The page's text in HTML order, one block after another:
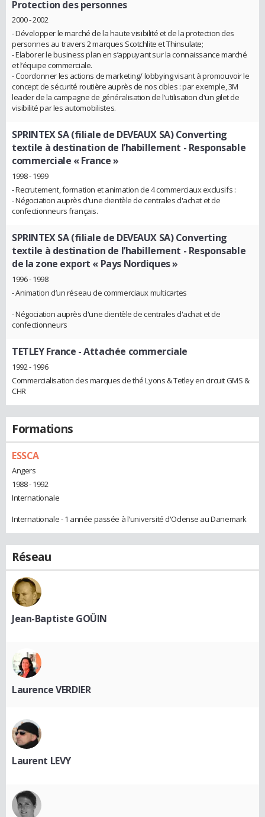
Protection des personnes
2000 - 2002
- Développer le marché de la haute visibilité et de la protection des
personnes au travers 2 marques Scotchlite et Thinsulate;
- Elaborer le business plan en s’appuyant sur la connaissance marché
et l’équipe commerciale.
- Coordonner les actions de marketing/ lobbying visant à promouvoir le
concept de sécurité routière auprès de nos cibles : par exemple, 3M
leader de la campagne de généralisation de l'utilisation d'un gilet de
visibilité par les automobilistes.
SPRINTEX SA (filiale de DEVEAUX SA) Converting
textile à destination de l’habillement - Responsable
commerciale « France »
1998 - 1999
- Recrutement, formation et animation de 4 commerciaux exclusifs :
- Négociation auprès d'une clientèle de centrales d'achat et de
confectionneurs français.
SPRINTEX SA (filiale de DEVEAUX SA) Converting
textile à destination de l’habillement - Responsable
de la zone export « Pays Nordiques »
1996 - 1998
- Animation d’un réseau de commerciaux multicartes
- Négociation auprès d'une clientèle de centrales d'achat et de
confectionneurs
TETLEY France - Attachée commerciale
1992 - 1996
Commercialisation des marques de thé Lyons & Tetley en circuit GMS &
CHR
Formations
ESSCA
Angers
1988 - 1992
Internationale
Internationale - 1 année passée à l'université d'Odense au Danemark
Réseau
Jean-Baptiste GOÜIN
Laurence VERDIER
Laurent LEVY